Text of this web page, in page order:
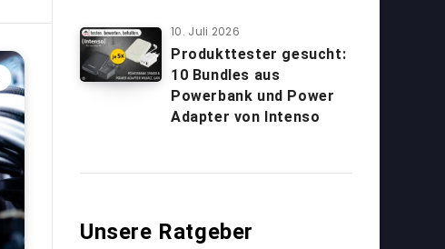
10. Juli 2026
Produkttester gesucht:
10 Bundles aus
Powerbank und Power
Adapter von Intenso
Unsere Ratgeber